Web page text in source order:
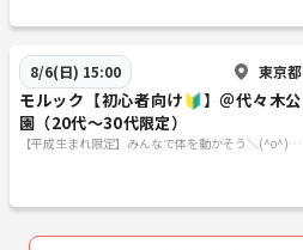
8/6(日) 15:00 東京都
モルック【初心者向け🔰】＠代々木公
園（20代～30代限定）
【平成生まれ限定】みんなで体を動かそう＼(^o^)／